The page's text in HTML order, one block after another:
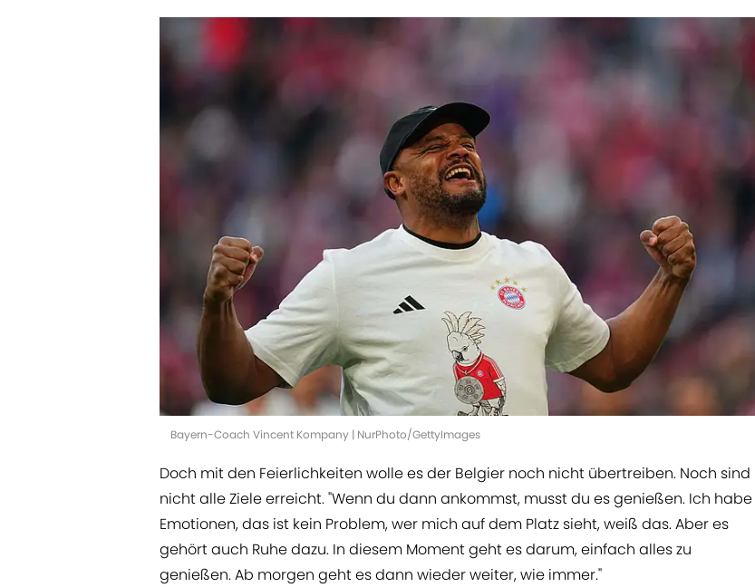
Bayern-Coach Vincent Kompany | NurPhoto/GettyImages
Doch mit den Feierlichkeiten wolle es der Belgier noch nicht übertreiben. Noch sind
nicht alle Ziele erreicht. "Wenn du dann ankommst, musst du es genießen. Ich habe
Emotionen, das ist kein Problem, wer mich auf dem Platz sieht, weiß das. Aber es
gehört auch Ruhe dazu. In diesem Moment geht es darum, einfach alles zu
genießen. Ab morgen geht es dann wieder weiter, wie immer."